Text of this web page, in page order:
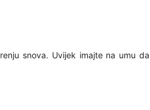
snova. Uvijek imajte na umu da